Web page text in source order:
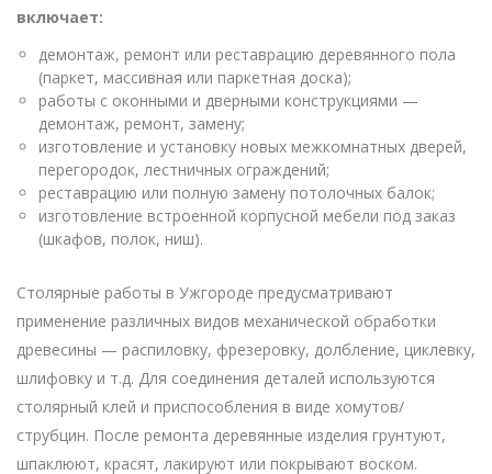
включает:
демонтаж, ремонт или реставрацию деревянного пола
(паркет, массивная или паркетная доска);
работы с оконными и дверными конструкциями —
демонтаж, ремонт, замену;
изготовление и установку новых межкомнатных дверей,
перегородок, лестничных ограждений;
реставрацию или полную замену потолочных балок;
изготовление встроенной корпусной мебели под заказ
(шкафов, полок, ниш).
Столярные работы в Ужгороде предусматривают
применение различных видов механической обработки
древесины — распиловку, фрезеровку, долбление, циклевку,
шлифовку и т.д. Для соединения деталей используются
столярный клей и приспособления в виде хомутов/
струбцин. После ремонта деревянные изделия грунтуют,
шпаклюют, красят, лакируют или покрывают воском.